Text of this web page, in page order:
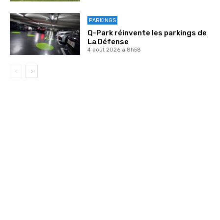
PARKINGS
Q-Park réinvente les parkings de
La Défense
4 août 2026 à 8h58